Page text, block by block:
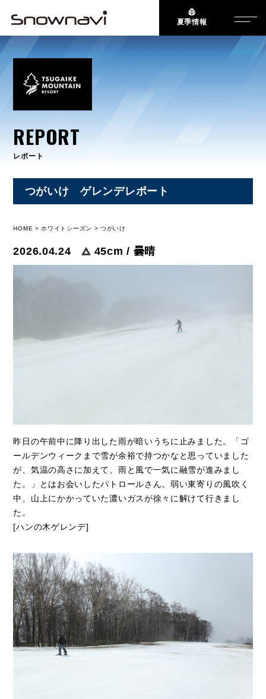
夏季情報
REPORT
レポート
つがいけ ゲレンデレポート
HOME ホワイトシーズン つがいけ
2026.04.24 45cm / 曇晴
昨日の午前中に降り出した雨が暗いうちに止みました。「ゴ
ールデンウィークまで雪が余裕で持つかなと思っていました
が、気温の高さに加えて、雨と風で一気に融雪が進みまし
た。」とはお会いしたパトロールさん。弱い東寄りの風吹く
中、山上にかかっていた濃いガスが徐々に解けて行きまし
た。
[ハンの木ゲレンデ]